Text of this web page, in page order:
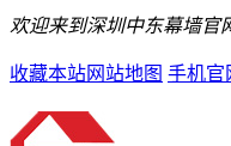
欢迎来到深圳中东幕墙官
收藏本站网站地图 手机官